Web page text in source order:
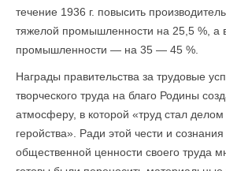
течение 1936 г. повысить
тяжелой промышленности на 25,5 %, а
промышленности — на 35 — 45 %.
Награды правительства за трудовые
творческого труда на благо Родины
атмосферу, в которой «труд стал делом
геройства». Ради этой чести и
общественной ценности своего труда